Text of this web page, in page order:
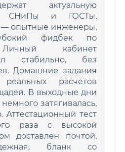
актуальную
СНиПы и ГОСТы.
— опытные инженеры,
фидбек по
кабинет
стабильно, без
Домашние задания
расчетов
В выходные дни
затягивалась,
Аттестационный тест
раза с высокой
доставлен почтой,
бланк со